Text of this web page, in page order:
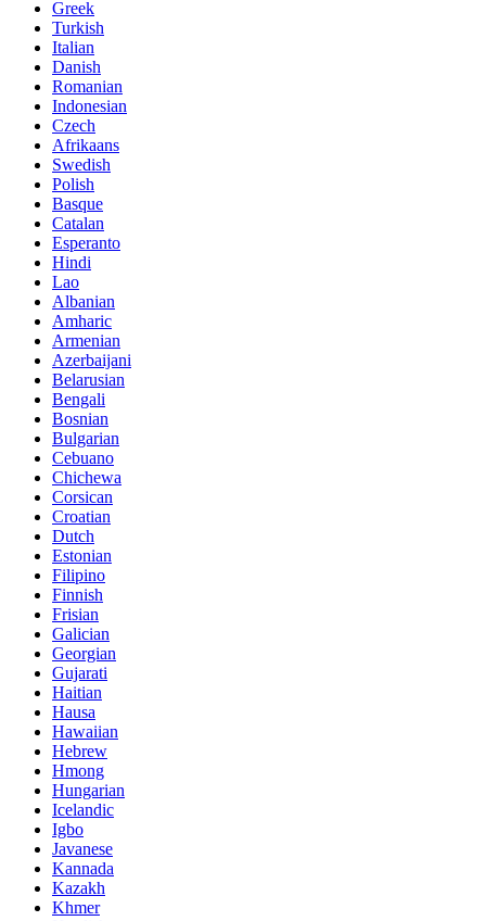
Greek
Turkish
Italian
Danish
Romanian
Indonesian
Czech
Afrikaans
Swedish
Polish
Basque
Catalan
Esperanto
Hindi
Lao
Albanian
Amharic
Armenian
Azerbaijani
Belarusian
Bengali
Bosnian
Bulgarian
Cebuano
Chichewa
Corsican
Croatian
Dutch
Estonian
Filipino
Finnish
Frisian
Galician
Georgian
Gujarati
Haitian
Hausa
Hawaiian
Hebrew
Hmong
Hungarian
Icelandic
Igbo
Javanese
Kannada
Kazakh
Khmer